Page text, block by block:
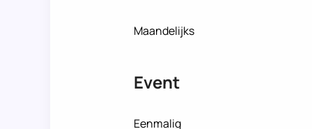
Maandelijks
Event
Eenmalig